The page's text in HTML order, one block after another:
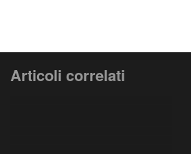
Articoli correlati